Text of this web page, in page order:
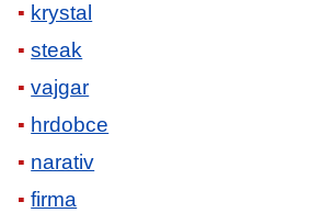
krystal
steak
vajgar
hrdobce
narativ
firma